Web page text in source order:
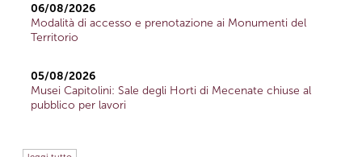
06/08/2026
Modalità di accesso e prenotazione ai Monumenti del
Territorio
05/08/2026
Musei Capitolini: Sale degli Horti di Mecenate chiuse al
pubblico per lavori